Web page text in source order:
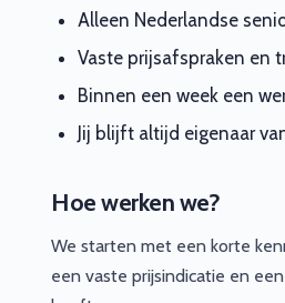
Alleen Nederlandse
Vaste prijsafspraken en
Binnen een week een
Jij blijft altijd eigenaar
Hoe werken we?
We starten met een korte
een vaste prijsindicatie en